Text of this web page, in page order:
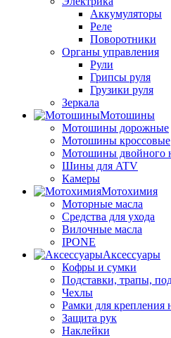
Аккумуляторы
Реле
Поворотники
Органы управления
Рули
Грипсы руля
Грузики руля
Зеркала
Мотошины
Мотошины дорожные
Мотошины кроссовые
Мотошины двойного
Шины для ATV
Камеры
Мотохимия
Моторные масла
Средства для ухода
Вилочные масла
IPONE
Аксессуары
Кофры и сумки
Подставки, трапы,
Чехлы
Рамки для крепления
Защита рук
Наклейки